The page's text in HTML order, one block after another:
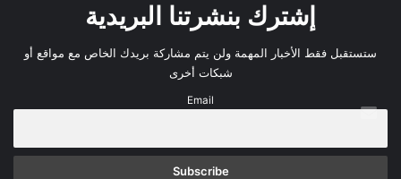
إشترك بنشرتنا البريدية
ستستقبل فقط الأخبار المهمة ولن يتم مشاركة بريدك الخاص مع مواقع أو
شبكات أخرى
Email